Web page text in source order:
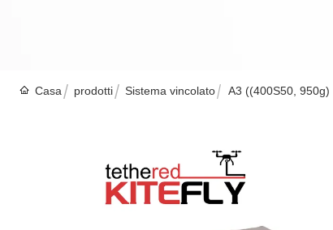
Casa prodotti Sistema vincolato A3 ((400S50, 950g)